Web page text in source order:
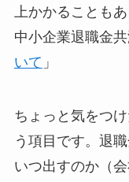
上かかることもあ
中小企業退職金
いて 」
ちょっと気をつ
う項目です。退
いつ出すのか（